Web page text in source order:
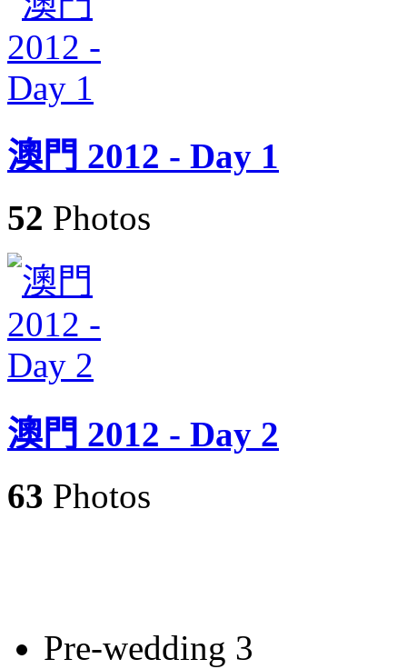
澳門 2012 - Day 1
52 Photos
澳門 2012 - Day 2
63 Photos
Pre-wedding 3